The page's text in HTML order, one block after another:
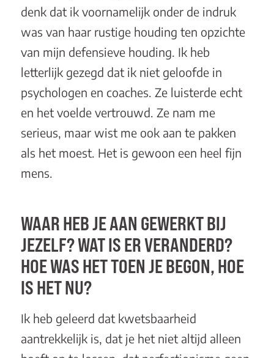
denk dat ik voornamelijk onder de indruk
was van haar rustige houding ten opzichte
van mijn defensieve houding. Ik heb
letterlijk gezegd dat ik niet geloofde in
psychologen en coaches. Ze luisterde echt
en het voelde vertrouwd. Ze nam me
serieus, maar wist me ook aan te pakken
als het moest. Het is gewoon een heel fijn
mens.
WAAR HEB JE AAN GEWERKT BIJ
JEZELF? WAT IS ER VERANDERD?
HOE WAS HET TOEN JE BEGON, HOE
IS HET NU?
Ik heb geleerd dat kwetsbaarheid
aantrekkelijk is, dat je het niet altijd alleen